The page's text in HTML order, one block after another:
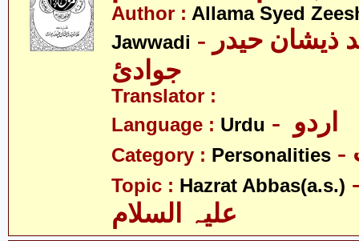
Author : Allama Syed
Jawwadi - علامہ سیّد ذیشان حیدر
جوادئ
Translator :
Language : Urdu
Category : Personalities
Topic : Hazrat Abbas(a.s.)
علیہ السلام